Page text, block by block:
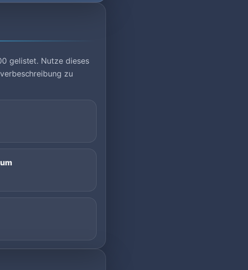
gelistet. Nutze dieses
zu